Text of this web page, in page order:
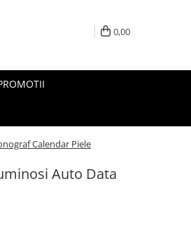
0,00
Calendar Piele
Auto Data